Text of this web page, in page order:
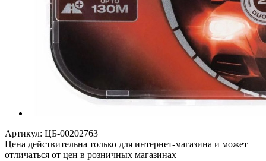
Артикул: ЦБ-00202763
Цена действительна только для интернет-магазина и может
отличаться от цен в розничных магазинах